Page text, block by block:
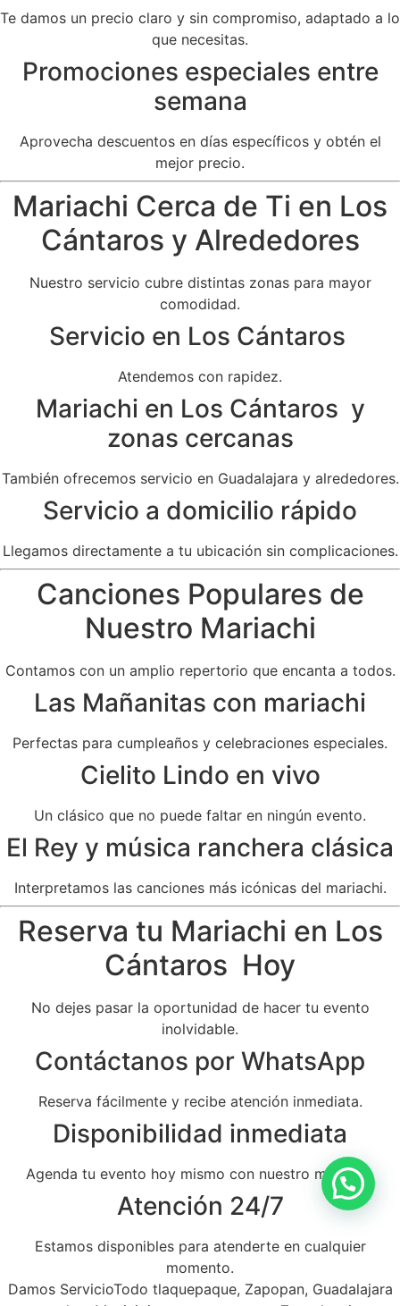
Te damos un precio claro y sin compromiso, adaptado a lo
que necesitas.
Promociones especiales entre
semana
Aprovecha descuentos en días específicos y obtén el
mejor precio.
Mariachi Cerca de Ti en Los
Cántaros y Alrededores
Nuestro servicio cubre distintas zonas para mayor
comodidad.
Servicio en Los Cántaros
Atendemos con rapidez.
Mariachi en Los Cántaros y
zonas cercanas
También ofrecemos servicio en Guadalajara y alrededores.
Servicio a domicilio rápido
Llegamos directamente a tu ubicación sin complicaciones.
Canciones Populares de
Nuestro Mariachi
Contamos con un amplio repertorio que encanta a todos.
Las Mañanitas con mariachi
Perfectas para cumpleaños y celebraciones especiales.
Cielito Lindo en vivo
Un clásico que no puede faltar en ningún evento.
El Rey y música ranchera clásica
Interpretamos las canciones más icónicas del mariachi.
Reserva tu Mariachi en Los
Cántaros Hoy
No dejes pasar la oportunidad de hacer tu evento
inolvidable.
Contáctanos por WhatsApp
Reserva fácilmente y recibe atención inmediata.
Disponibilidad inmediata
Agenda tu evento hoy mismo con nuestro mariachi.
Atención 24/7
Estamos disponibles para atenderte en cualquier
momento.
Damos ServicioTodo tlaquepaque, Zapopan, Guadalajara